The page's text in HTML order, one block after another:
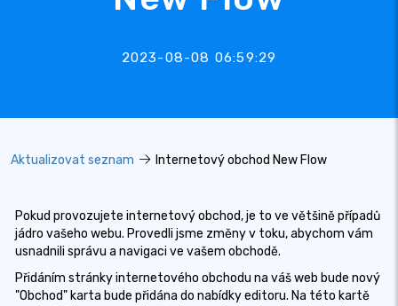
2023-08-08 06:59:29
Aktualizovat seznam Internetový obchod New Flow
Pokud provozujete internetový obchod, je to ve většině případů
jádro vašeho webu. Provedli jsme změny v toku, abychom vám
usnadnili správu a navigaci ve vašem obchodě.
Přidáním stránky internetového obchodu na váš web bude nový
"Obchod" karta bude přidána do nabídky editoru. Na této kartě